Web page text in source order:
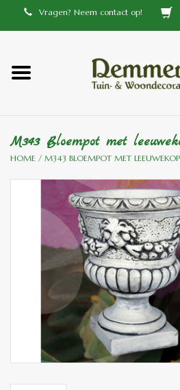
Vragen? Neem contact op!
Home
Tiffany lampen
Tuindecoraties
Aluminium en messing
buitenlampen
Bronzen beelden voor
binnen en of buiten.
ANTIEK , Curiosa en
Replica's
M343 Bloempot met
HOME / M343 BLOEMPOT MET LEEUWEKOP